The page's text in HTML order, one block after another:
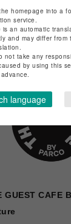
GUEST CAFE
homepage into a
service.
is an automatic
and may differ
not take any
by using this
language